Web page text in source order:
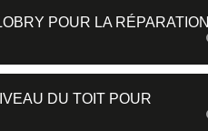
POUR LA RÉPARATION
DU TOIT POUR